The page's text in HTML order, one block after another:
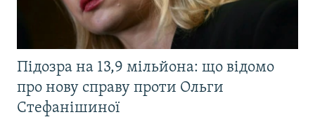
Підозра на 13,9 мільйона: що відомо
про нову справу проти Ольги
Стефанішиної